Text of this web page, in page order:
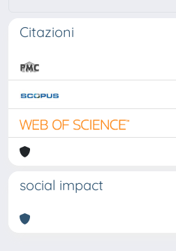
Citazioni
social impact